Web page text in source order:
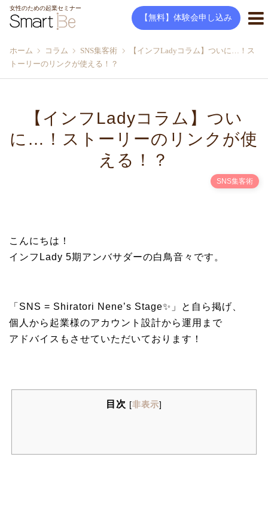
女性のための起業セミナー
【無料】体験会申し込み
ホーム コラム SNS集客術
【インフLadyコラム】ついに…！ス
トーリーのリンクが使える！？
【インフLadyコラム】つい
に…！ストーリーのリンクが使
える！？
SNS集客術
こんにちは！
インフLady 5期アンバサダーの白鳥音々です。
「SNS = Shiratori Nene’s Stage✨」と自ら掲げ、
個人から起業様のアカウント設計から運用まで
アドバイスもさせていただいております！
目次 [非表示]